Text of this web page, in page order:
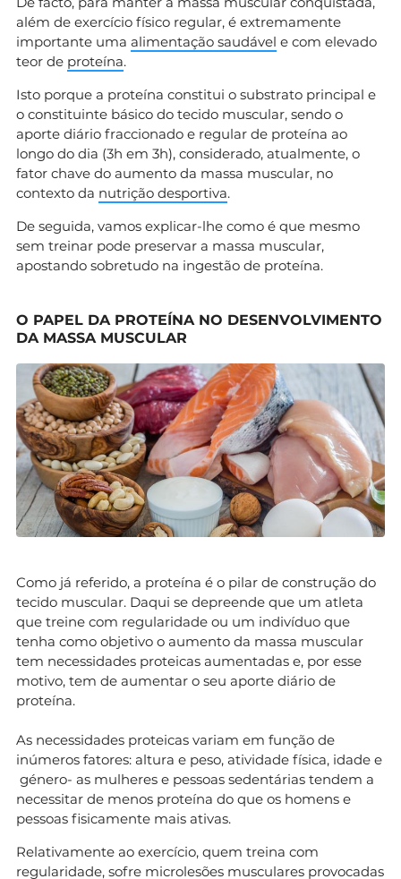
além de exercício físico regular, é extremamente
importante uma alimentação saudável e com elevado
teor de proteína.
Isto porque a proteína constitui o substrato principal e
o constituinte básico do tecido muscular, sendo o
aporte diário fraccionado e regular de proteína ao
longo do dia (3h em 3h), considerado, atualmente, o
fator chave do aumento da massa muscular, no
contexto da nutrição desportiva.
De seguida, vamos explicar-lhe como é que mesmo
sem treinar pode preservar a massa muscular,
apostando sobretudo na ingestão de proteína.
O PAPEL DA PROTEÍNA NO DESENVOLVIMENTO
DA MASSA MUSCULAR
Como já referido, a proteína é o pilar de construção do
tecido muscular. Daqui se depreende que um atleta
que treine com regularidade ou um indivíduo que
tenha como objetivo o aumento da massa muscular
tem necessidades proteicas aumentadas e, por esse
motivo, tem de aumentar o seu aporte diário de
proteína.
As necessidades proteicas variam em função de
inúmeros fatores: altura e peso, atividade física, idade e
género- as mulheres e pessoas sedentárias tendem a
necessitar de menos proteína do que os homens e
pessoas fisicamente mais ativas.
Relativamente ao exercício, quem treina com
regularidade, sofre microlesões musculares provocadas